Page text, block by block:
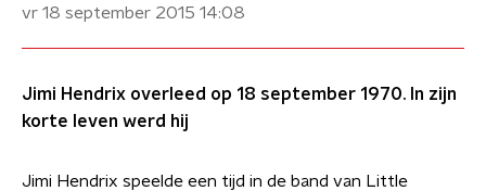
vr 18 september 2015 14:08
Jimi Hendrix overleed op 18 september 1970. In zijn
korte leven werd hij
Jimi Hendrix speelde een tijd in de band van Little